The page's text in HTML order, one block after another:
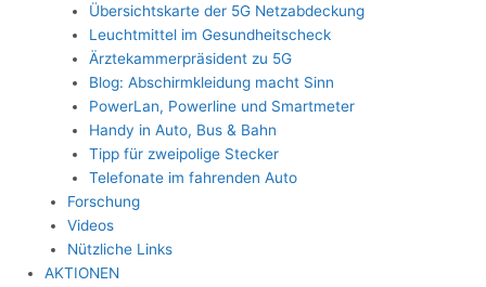
Übersichtskarte der 5G Netzabdeckung
Leuchtmittel im Gesundheitscheck
Ärztekammerpräsident zu 5G
Blog: Abschirmkleidung macht Sinn
PowerLan, Powerline und Smartmeter
Handy in Auto, Bus & Bahn
Tipp für zweipolige Stecker
Telefonate im fahrenden Auto
Forschung
Videos
Nützliche Links
AKTIONEN